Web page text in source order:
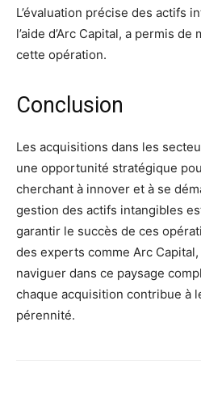
L’évaluation précise des actifs
l’aide d’Arc Capital, a permis
cette opération.
Conclusion
Les acquisitions dans les
une opportunité stratégique
cherchant à innover et à se
gestion des actifs intangibles
garantir le succès de ces
des experts comme Arc
naviguer dans ce paysage
chaque acquisition contribue à
pérennité.